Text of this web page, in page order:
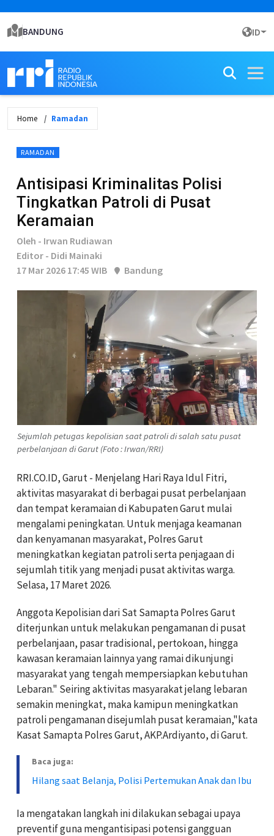
BANDUNG ID
Home Ramadan
RAMADAN
Antisipasi Kriminalitas Polisi
Tingkatkan Patroli di Pusat
Keramaian
Oleh - Irwan Rudiawan
Editor - Didi Mainaki
17 Mar 2026 17:45 WIB
Bandung
Sejumlah petugas kepolisian saat patroli di salah satu pusat
perbelanjaan di Garut (Foto : Irwan/RRI)
RRI.CO.ID, Garut - Menjelang Hari Raya Idul Fitri,
aktivitas masyarakat di berbagai pusat perbelanjaan
dan tempat keramaian di Kabupaten Garut mulai
mengalami peningkatan. Untuk menjaga keamanan
dan kenyamanan masyarakat, Polres Garut
meningkatkan kegiatan patroli serta penjagaan di
sejumlah titik yang menjadi pusat aktivitas warga.
Selasa, 17 Maret 2026.
Anggota Kepolisian dari Sat Samapta Polres Garut
diterjunkan untuk melakukan pengamanan di pusat
perbelanjaan, pasar tradisional, pertokoan, hingga
kawasan keramaian lainnya yang ramai dikunjungi
masyarakat yang tengah mempersiapkan kebutuhan
Lebaran." Seiring aktivitas masyarakat jelang lebaran
semakin meningkat, maka kamipun meningkatkan
patroli pengamanan disejumlah pusat keramaian,"kata
Kasat Samapta Polres Garut, AKP.Ardiyanto, di Garut.
Baca juga:
Hilang saat Belanja, Polisi Pertemukan Anak dan Ibu
Ia mengatakan langkah ini dilakukan sebagai upaya
preventif guna mengantisipasi potensi gangguan